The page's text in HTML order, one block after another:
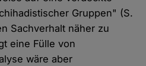
Gruppen" (S.
Sachverhalt näher zu
eine Fülle von
wäre aber